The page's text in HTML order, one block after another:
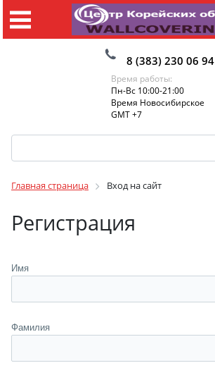
8 (383) 230 06 94
Время работы:
Пн-Вс 10:00-21:00
Время Новосибирское
GMT +7
Главная страница Вход на сайт
Регистрация
Имя
Фамилия